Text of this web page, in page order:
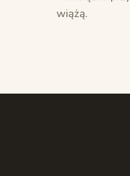
wiążą.